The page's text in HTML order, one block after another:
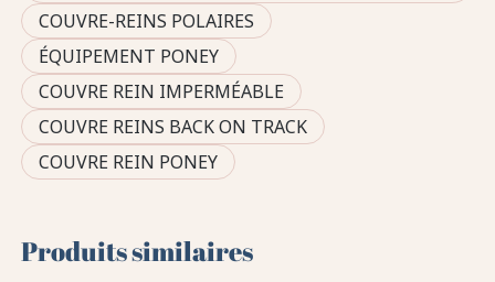
COUVRE-REINS POLAIRES
ÉQUIPEMENT PONEY
COUVRE REIN IMPERMÉABLE
COUVRE REINS BACK ON TRACK
COUVRE REIN PONEY
Produits similaires